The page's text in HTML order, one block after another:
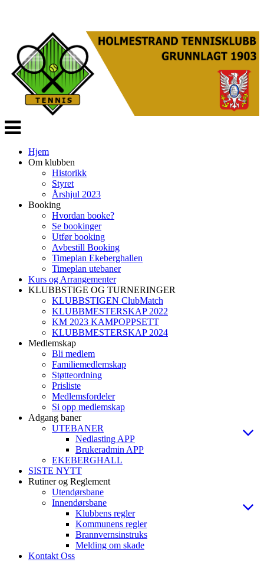
Veksle
navigasjon
Hjem
Om klubben
Historikk
Styret
Årshjul 2023
Booking
Hvordan booke?
Se bookinger
Utfør booking
Avbestill Booking
Timeplan Ekeberghallen
Timeplan utebaner
Kurs og Arrangementer
KLUBBSTIGE OG TURNERINGER
KLUBBSTIGEN ClubMatch
KLUBBMESTERSKAP 2022
KM 2023 KAMPOPPSETT
KLUBBMESTERSKAP 2024
Medlemskap
Bli medlem
Familiemedlemskap
Støtteordning
Prisliste
Medlemsfordeler
Si opp medlemskap
Adgang baner
UTEBANER
Nedlasting APP
Brukeradmin APP
EKEBERGHALL
SISTE NYTT
Rutiner og Reglement
Utendørsbane
Innendørsbane
Klubbens regler
Kommunens regler
Brannvernsinstruks
Melding om skade
Kontakt Oss